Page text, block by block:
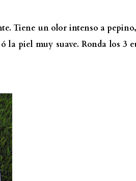
Tiene un olor intenso a
piel muy suave. Ronda los 3